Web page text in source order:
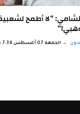
“لا أطمح
الجمعة 07 أغسطس 7:34 ص